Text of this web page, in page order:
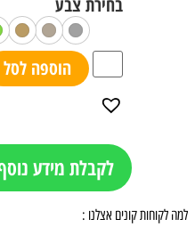
הוספה לסל
לקבלת מידע
למה לקוחות קונים אצלנו :